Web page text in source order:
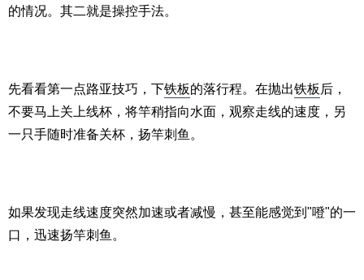
的情况。其二就是操控手法。
先看看第一点路亚技巧，下铁板的落行程。在抛出铁板 后，
不要马上关上线杯，将竿稍指向水面，观察走线的速度，另
一只手随时准备关杯，扬竿刺鱼。
如果发现走线速度突然加速或者减慢，甚至能感觉到"噔"的一
口，迅速扬竿刺鱼。